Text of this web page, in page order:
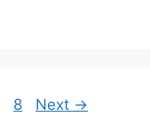
Page
8 Next →